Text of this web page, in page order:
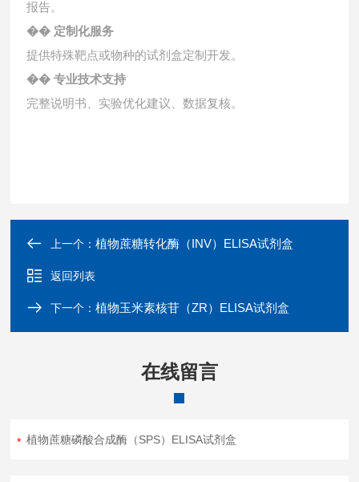
报告。
�� 定制化服务
提供特殊靶点或物种的试剂盒定制开发。
�� 专业技术支持
完整说明书、实验优化建议、数据复核。
上一个：植物蔗糖转化酶（INV）ELISA试剂盒
返回列表
下一个：植物玉米素核苷（ZR）ELISA试剂盒
在线留言